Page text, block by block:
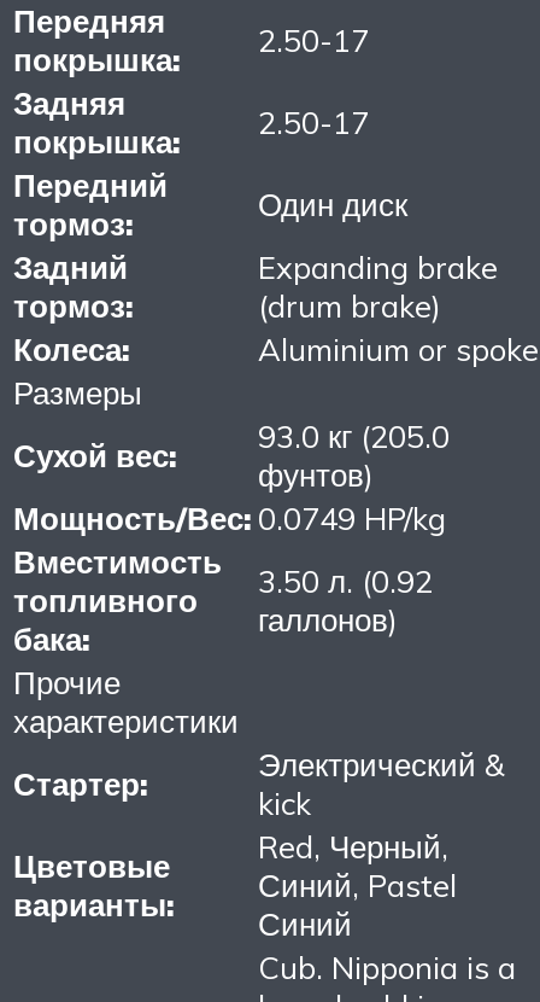
Передняя
покрышка:
2.50-17
Задняя
покрышка:
2.50-17
Передний
тормоз:
Один диск
Задний
тормоз:
Expanding brake
(drum brake)
Колеса:
Aluminium or spoke
Размеры
Сухой вес:
93.0 кг (205.0
фунтов)
Мощность/Вес: 0.0749 HP/kg
Вместимость
топливного
бака:
3.50 л. (0.92
галлонов)
Прочие
характеристики
Стартер:
Электрический &
kick
Цветовые
варианты:
Red, Черный,
Синий, Pastel
Синий
Cub. Nipponia is a